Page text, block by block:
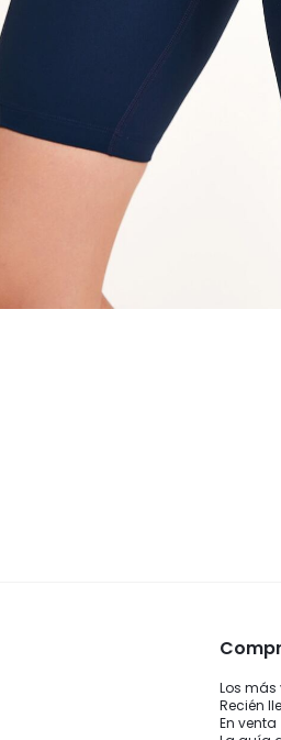
Los
Recién
En venta